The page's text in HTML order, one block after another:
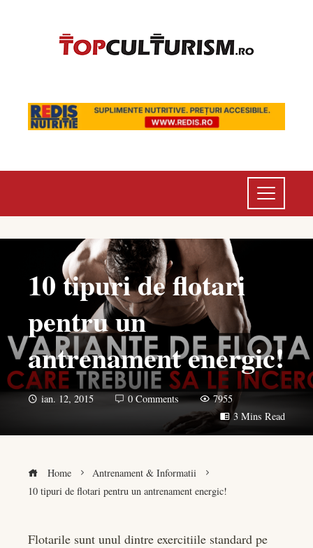
10 tipuri de flotari
pentru un
antrenament energic!
ian. 12, 2015 0 Comments
7955
3 Mins Read
Home
Antrenament & Informatii
10 tipuri de flotari pentru un antrenament energic!
Flotarile sunt unul dintre exercitiile standard pe